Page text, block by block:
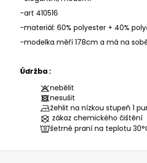
-art 410516
-materiál: 60% polyester + 40%
-modelka měří 178cm a má na
Údržba :
nebělit
nesušit
žehlit na nízkou stupeň 1
zákaz chemického čištění
šetrné praní na teplotu
Z